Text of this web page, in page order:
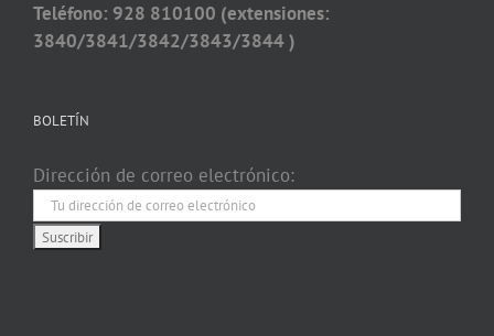
Teléfono: 928 810100 (extensiones:
3840/3841/3842/3843/3844 )
BOLETÍN
Dirección de correo electrónico: